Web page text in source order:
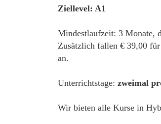
Ziellevel: A1
Mindestlaufzeit: 3 Monate,
Zusätzlich fallen € 39,00
an.
Unterrichtstage: zweimal
Wir bieten alle Kurse in